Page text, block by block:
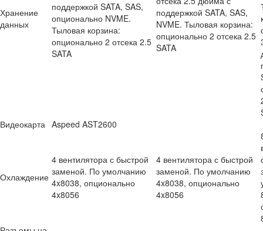
Хранение
данных
поддержкой SATA, SAS,
опционально NVME.
Тыловая корзина:
опционально 2 отсека 2.5
SATA
поддержкой SATA, SAS,
NVME. Тыловая корзина:
опционально 2 отсека 2.5
SATA
Видеокарта Aspeed AST2600
Охлаждение
4 вентилятора с быстрой
заменой. По умолчанию
4x8038, опционально
4x8056
4 вентилятора с быстрой
заменой. По умолчанию
4x8038, опционально
4x8056